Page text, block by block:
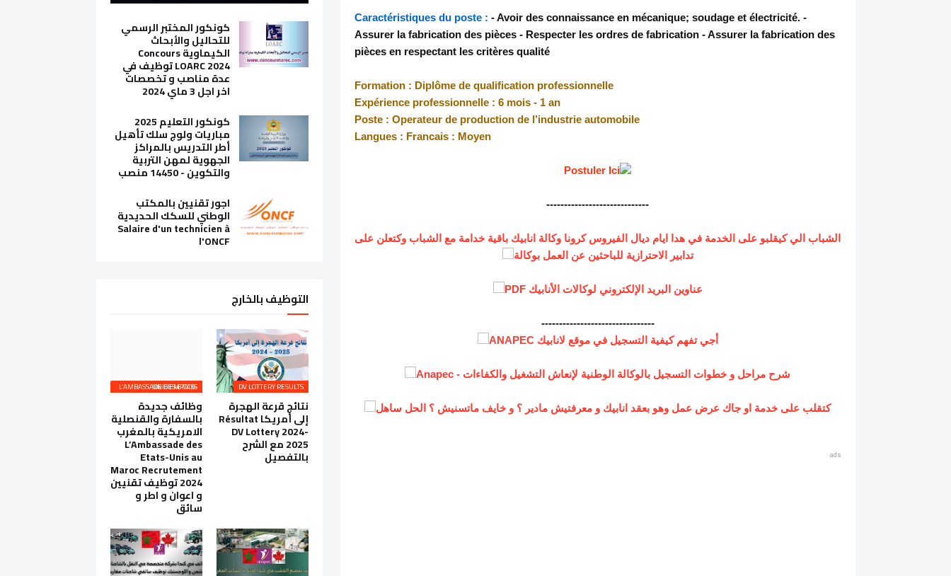
Caractéristiques du poste : - Avoir des connaissance en mécanique; soudage et électricité. -
Assurer la fabrication des pièces - Respecter les ordres de fabrication - Assurer la fabrication des
pièces en respectant les critères qualité
Formation : Diplôme de qualification professionnelle
Expérience professionnelle : 6 mois - 1 an
Poste : Operateur de production de l’industrie automobile
Langues : Francais : Moyen
Postuler Ici
-----------------------------
الشباب الي كيقلبو على الخدمة في هدا ايام ديال الفيروس كرونا وكالة انابيك باقية خدامة مع الشباب وكتعلن على
تدابير الاحترازية للباحثين عن العمل بوكالة
عناوين البريد الإلكتروني لوكالات الأنابيك PDF
--------------------------------
أجي تفهم كيفية التسجيل في موقع لانابيك ANAPEC
شرح مراحل و خطوات التسجيل بالوكالة الوطنية لإنعاش التشغيل والكفاءات - Anapec
كتقلب على خدمة او جاك عرض عمل وهو بعقد انابيك و معرفتيش مادير ؟ و خايف ماتسنيش ؟ الحل ساهل
ads
كونكور المختبر الرسمي
للتحاليل والأبحاث
الكيماوية Concours
LOARC 2024 توظيف في
عدة مناصب و تخصصات
اخر اجل 3 ماي 2024
كونكور التعليم 2025
مباريات ولوج سلك تأهيل
أطر التدريس بالمراكز
الجهوية لمهن التربية
والتكوين - 14450 منصب
اجور تقنيين بالمكتب
الوطني للسكك الحديدية
Salaire d'un technicien à
l'ONCF
التوظيف بالخارج
DV LOTTERY RESULTS
نتائج قرعة الهجرة
إلى أمريكا Résultat
DV Lottery 2024-
2025 مع الشرح
بالتفصيل
L’AMBASSADE DES ETATS-UNIS EMPLOIS
وظائف جديدة
بالسفارة والقنصلية
الامريكية بالمغرب
L’Ambassade des
Etats-Unis au
Maroc Recrutement
2024 توظيف تقنيين
و اعوان و اطر و
سائق